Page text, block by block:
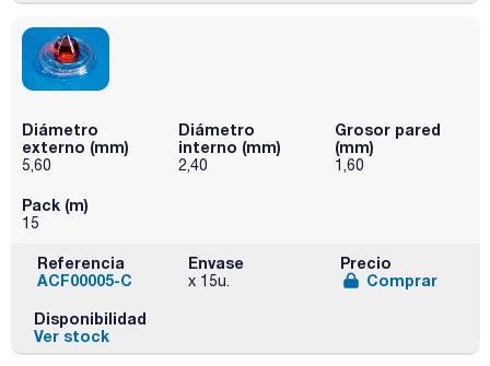
Diámetro
externo (mm)
5,60
Diámetro
interno (mm)
2,40
Grosor pared
(mm)
1,60
Pack (m)
15
Referencia
ACF00005-C
Envase
x 15u.
Precio
Comprar
Disponibilidad
Ver stock